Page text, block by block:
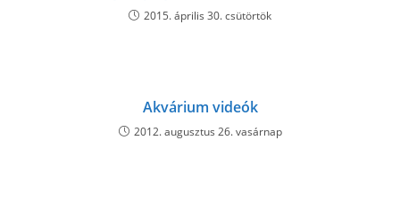
2015. április 30. csütörtök
Akvárium videók
2012. augusztus 26. vasárnap